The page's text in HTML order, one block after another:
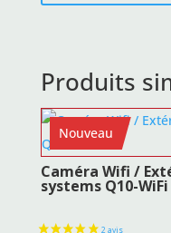
Produits
Nouveau
Caméra Wifi /
systems Q10-WiFi